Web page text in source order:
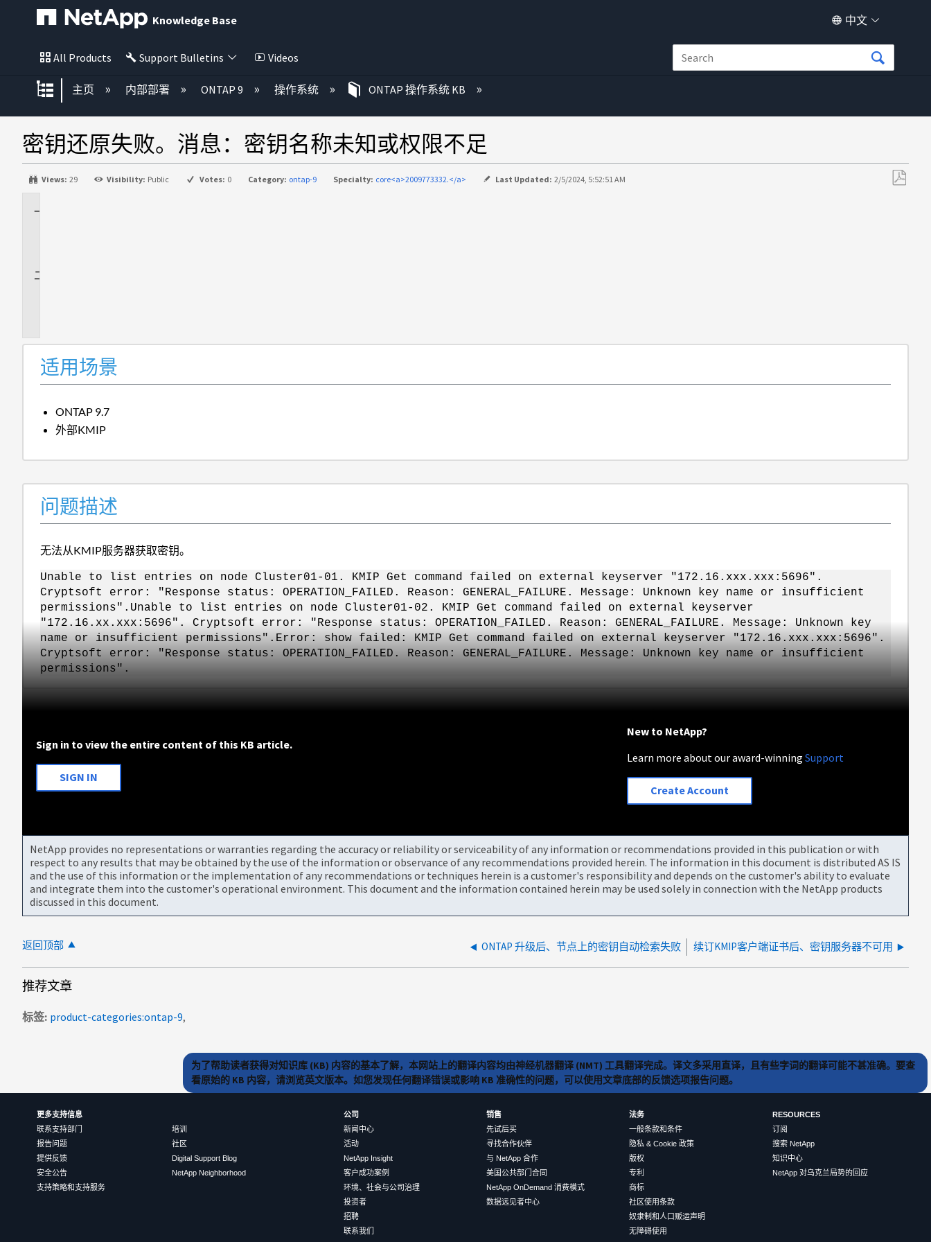
Knowledge Base 中文
All Products Support Bulletins Videos
扩展/隐缩全局层次
主页 内部部署 ONTAP 9 操作系统 ONTAP 操作系统 KB
密钥还原失败。消息：密钥名称未知或权限不足
Views: 29 Visibility: Public Votes: 0 Category: ontap-9 Specialty: core<a>2009773332.</a> Last Updated: 2/5/2024, 5:52:51 AM
适用场景
ONTAP 9.7
外部KMIP
问题描述
无法从KMIP服务器获取密钥。
Unable to list entries on node Cluster01-01. KMIP Get command failed on external keyserver "172.16.xxx.xxx:5696".
Cryptsoft error: "Response status: OPERATION_FAILED. Reason: GENERAL_FAILURE. Message: Unknown key name or insufficient
permissions".Unable to list entries on node Cluster01-02. KMIP Get command failed on external keyserver
"172.16.xx.xxx:5696". Cryptsoft error: "Response status: OPERATION_FAILED. Reason: GENERAL_FAILURE. Message: Unknown key
name or insufficient permissions".Error: show failed: KMIP Get command failed on external keyserver "172.16.xxx.xxx:5696".
Cryptsoft error: "Response status: OPERATION_FAILED. Reason: GENERAL_FAILURE. Message: Unknown key name or insufficient
permissions".
Sign in to view the entire content of this KB article.
SIGN IN
New to NetApp?
Learn more about our award-winningSupport
Create Account
NetApp provides no representations or warranties regarding the accuracy or reliability or serviceability of any information or recommendations provided in this publication or with
respect to any results that may be obtained by the use of the information or observance of any recommendations provided herein. The information in this document is distributed AS IS
and the use of this information or the implementation of any recommendations or techniques herein is a customer's responsibility and depends on the customer's ability to evaluate
and integrate them into the customer's operational environment. This document and the information contained herein may be used solely in connection with the NetApp products
discussed in this document.
返回顶部 ONTAP 升级后、节点上的密钥自动检索失败 续订KMIP客户端证书后、密钥服务器不可用
推荐文章
标签 product-categories:ontap-9
为了帮助读者获得对知识库 (KB) 内容的基本了解，本网站上的翻译内容均由神经机器翻译 (NMT) 工具翻译完成。译文多采用直译，且有些字词的翻译可能不甚准确。要查
看原始的 KB 内容，请浏览英文版本。如您发现任何翻译错误或影响 KB 准确性的问题，可以使用文章底部的反馈选项报告问题。
更多支持信息
联系支持部门
报告问题
提供反馈
安全公告
支持策略和支持服务
培训
社区
Digital Support Blog
NetApp Neighborhood
公司
新闻中心
活动
NetApp Insight
客户成功案例
环境、社会与公司治理
投资者
招聘
联系我们
销售
先试后买
寻找合作伙伴
与 NetApp 合作
美国公共部门合同
NetApp OnDemand 消费模式
数据远见者中心
法务
一般条款和条件
隐私 & Cookie 政策
版权
专利
商标
社区使用条款
奴隶制和人口贩运声明
无障碍使用
RESOURCES
订阅
搜索 NetApp
知识中心
NetApp 对乌克兰局势的回应